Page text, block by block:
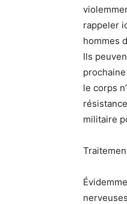
rappeler
hommes
Ils
le corps
militaire